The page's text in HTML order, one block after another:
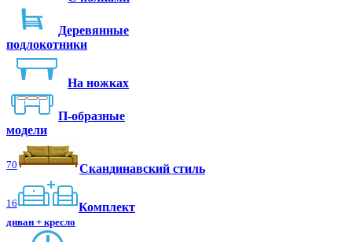
Деревянные
подлокотники
На ножках
П-образные
модели
70 Скандинавский стиль
16 Комплект
диван + кресло